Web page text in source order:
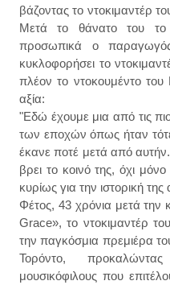
βάζοντας το ντοκιμαντέρ
Μετά το θάνατο του το
προσωπικά ο
κυκλοφορήσει το
πλέον το ντοκουμέντο του
αξία:
"Εδώ έχουμε μια από τις
των εποχών όπως ήταν
έκανε ποτέ μετά από
βρει το κοινό της, όχι
κυρίως για την ιστορική της
Φέτος, 43 χρόνια μετά την
Grace», το ντοκιμαντέρ
την παγκόσμια πρεμιέρα
Τορόντο,
μουσικόφιλους που